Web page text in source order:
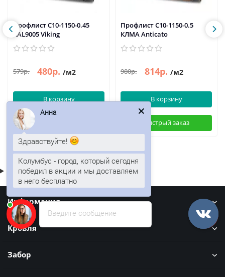
Профлист С10-1150-0.45
RAL9005 Viking
579р. 480р. /м2
В корзину
Профлист С10-1150-0.5
КЛМА Anticato
980р. 814р. /м2
В корзину
Быстрый заказ
Информация
Кровля
Забор
Введите сообщение
Анна
Здравствуйте!
Колумбус - город, который сегодня
победил в акции и мы доставляем
в него бесплатно